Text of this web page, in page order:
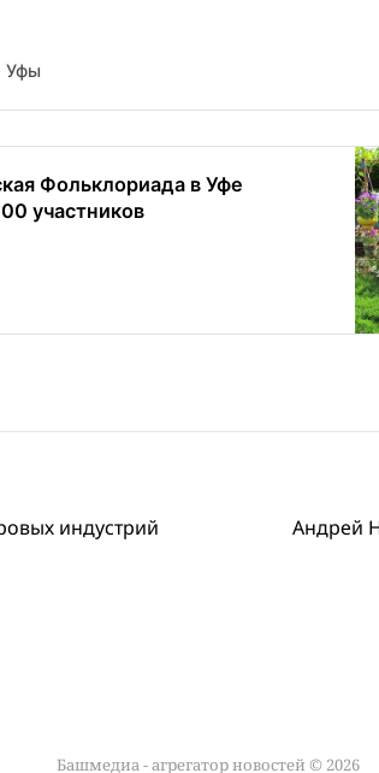
Уфы
Фольклориада в Уфе
участников
индустрий
Андрей
Башмедиа - агрегатор новостей © 2026